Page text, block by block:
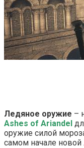
Ледяное оружие –
Ashes of Ariandel
оружие силой
самом начале новой